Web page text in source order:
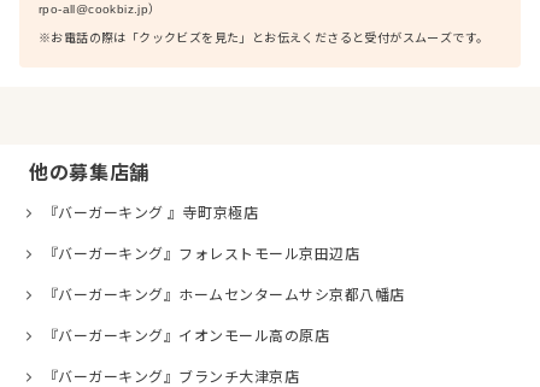
rpo-all@cookbiz.jp）
※お電話の際は「クックビズを見た」とお伝えくださると受付がスムーズです。
他の募集店舗
『バーガーキング 』寺町京極店
『バーガーキング』フォレストモール京田辺店
『バーガーキング』ホームセンタームサシ京都八幡店
『バーガーキング』イオンモール高の原店
『バーガーキング』ブランチ大津京店